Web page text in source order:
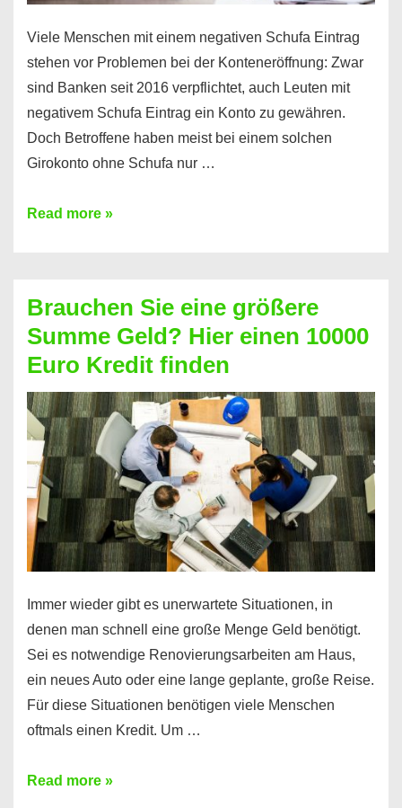
Viele Menschen mit einem negativen Schufa Eintrag
stehen vor Problemen bei der Konteneröffnung: Zwar
sind Banken seit 2016 verpflichtet, auch Leuten mit
negativem Schufa Eintrag ein Konto zu gewähren.
Doch Betroffene haben meist bei einem solchen
Girokonto ohne Schufa nur …
Günstiges
Geht
das
überhaupt?
Na
klar!
Read more »
Brauchen Sie eine größere
Summe Geld? Hier einen 10000
Euro Kredit finden
Immer wieder gibt es unerwartete Situationen, in
denen man schnell eine große Menge Geld benötigt.
Sei es notwendige Renovierungsarbeiten am Haus,
ein neues Auto oder eine lange geplante, große Reise.
Für diese Situationen benötigen viele Menschen
oftmals einen Kredit. Um …
Brauchen
Read more »